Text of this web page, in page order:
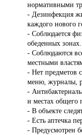
нормативными
- Дезинфекция
каждого нового
- Соблюдается
обеденных зонах.
- Соблюдаются
местными
- Нет предметов
меню, журналы,
-
и местах общего
- В объекте
- Есть аптечка
- Предусмотрен